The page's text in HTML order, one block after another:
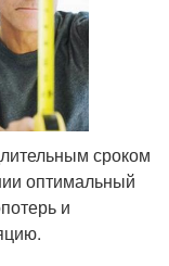
сроком
оптимальный
и